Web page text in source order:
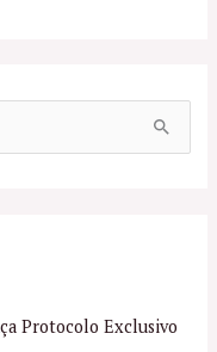
Protocolo Exclusivo